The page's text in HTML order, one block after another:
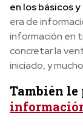
en los básicos
era de
información en
concretar la
iniciado, y
También le